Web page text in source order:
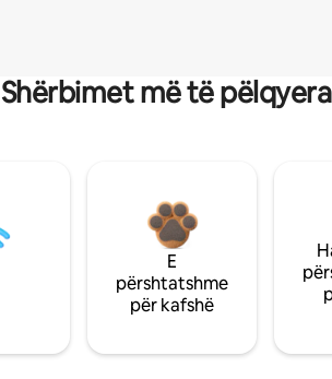
Shërbimet më të
E
përshtatshme
për kafshë